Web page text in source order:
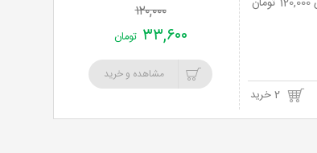
2 خرید
۱۲۰,۰۰۰
۳۳,۶۰۰ تومان
مشاهده و خرید